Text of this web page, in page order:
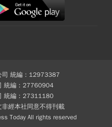
司 統編：12973387
統編：27760904
統編：27311180
經本社同意不得刊載
Today All rights reserved